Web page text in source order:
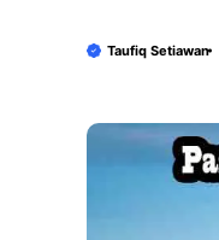
Taufiq Setiawan